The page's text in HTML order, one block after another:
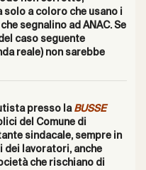
a coloro che usano i
segnalino ad ANAC. Se
caso seguente
reale) non sarebbe
presso la BUSSE
del Comune di
sindacale, sempre in
dei lavoratori, anche
che rischiano di